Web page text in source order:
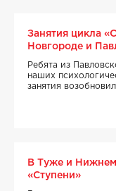
Занятия цикла
Новгороде и
Ребята из
наших
занятия
В Туже и
«Ступени»